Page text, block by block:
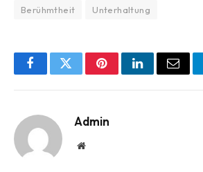
Berühmtheit Unterhaltung
FacebookTwitterPinterestLinkedInEmail
Admin
Website